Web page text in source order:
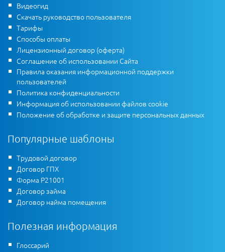
Видеогид
Скачать руководство пользователя
Тарифы
Способы оплаты
Лицензионный договор (оферта)
Соглашение об использовании Сайта
Правила оказания информационной поддержки
пользователей
Политика конфиденциальности
Информация об использовании файлов cookie
Положение об обработке и защите персональных данных
Популярные шаблоны
Трудовой договор
Договор ГПХ
Форма Р21001
Договор займа
Договор найма помещения
Полезная информация
Глоссарий